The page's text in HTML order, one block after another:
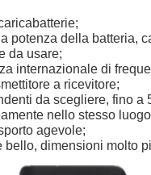
potenza della batteria,
da usare;
internazionale di
a ricevitore;
da scegliere, fino a
nello stesso
agevole;
bello, dimensioni molto